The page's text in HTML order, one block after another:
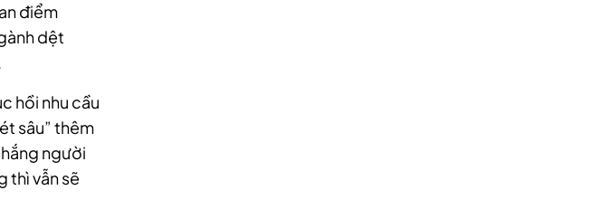
điểm
dệt
hồi nhu cầu
sâu” thêm
người
thì vẫn sẽ